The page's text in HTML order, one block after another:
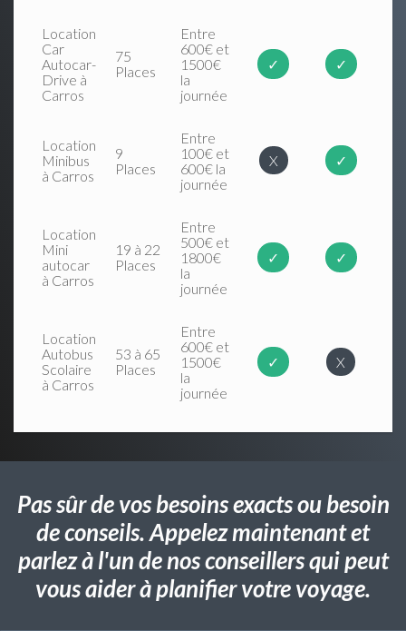
Location
Car
Autocar-
Drive à
Carros
75
Places
Entre
600€ et
1500€
la
journée
✓ ✓
Location
Minibus
à Carros
9
Places
Entre
100€ et
600€ la
journée
X ✓
Location
Mini
autocar
à Carros
19 à 22
Places
Entre
500€ et
1800€
la
journée
✓ ✓
Location
Autobus
Scolaire
à Carros
53 à 65
Places
Entre
600€ et
1500€
la
journée
✓ X
Pas sûr de vos besoins exacts ou besoin
de conseils. Appelez maintenant et
parlez à l'un de nos conseillers qui peut
vous aider à planifier votre voyage.